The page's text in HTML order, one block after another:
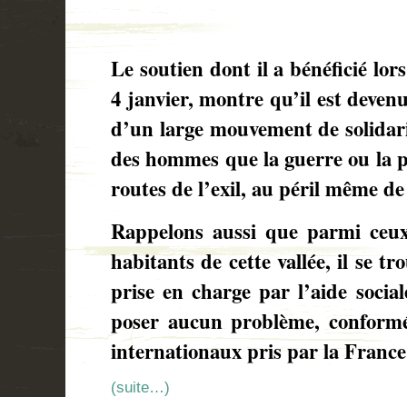
Le soutien dont il a bénéficié
4 janvier, montre qu’il est
d’un large mouvement de
des hommes que la guerre ou la
routes de l’exil, au péril même
Rappelons aussi que parmi
habitants de cette vallée, il se
prise en charge par l’aide
poser aucun problème,
internationaux pris par la
(suite…)